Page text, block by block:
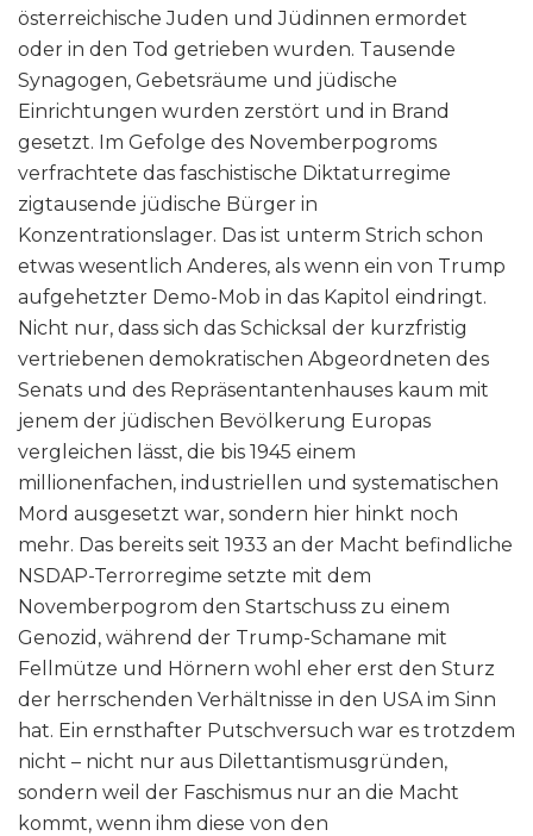
österreichische Juden und Jüdinnen ermordet
oder in den Tod getrieben wurden. Tausende
Synagogen, Gebetsräume und jüdische
Einrichtungen wurden zerstört und in Brand
gesetzt. Im Gefolge des Novemberpogroms
verfrachtete das faschistische Diktaturregime
zigtausende jüdische Bürger in
Konzentrationslager. Das ist unterm Strich schon
etwas wesentlich Anderes, als wenn ein von Trump
aufgehetzter Demo-Mob in das Kapitol eindringt.
Nicht nur, dass sich das Schicksal der kurzfristig
vertriebenen demokratischen Abgeordneten des
Senats und des Repräsentantenhauses kaum mit
jenem der jüdischen Bevölkerung Europas
vergleichen lässt, die bis 1945 einem
millionenfachen, industriellen und systematischen
Mord ausgesetzt war, sondern hier hinkt noch
mehr. Das bereits seit 1933 an der Macht befindliche
NSDAP-Terrorregime setzte mit dem
Novemberpogrom den Startschuss zu einem
Genozid, während der Trump-Schamane mit
Fellmütze und Hörnern wohl eher erst den Sturz
der herrschenden Verhältnisse in den USA im Sinn
hat. Ein ernsthafter Putschversuch war es trotzdem
nicht – nicht nur aus Dilettantismusgründen,
sondern weil der Faschismus nur an die Macht
kommt, wenn ihm diese von den